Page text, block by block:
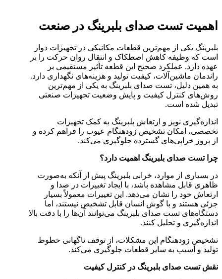
اهمیت تست صدای بلبرینگ در صنعت
بلبرینگ یکی از مهم‌ترین قطعات مکانیکی در تجهیزات دوار
است که وظیفه کاهش اصطکاک و انتقال روان حرکت را بر
عهده دارد. عملکرد صحیح این قطعه تأثیر مستقیمی بر
راندمان ماشین‌آلات، کیفیت تولید و هزینه‌های نگهداری دارد.
به همین دلیل، تست صدای بلبرینگ به یکی از مهم‌ترین
روش‌های کنترل کیفیت و پایش وضعیت تجهیزات صنعتی
تبدیل شده است.
اندازه‌گیری نویز و ارتعاش بلبرینگ به کمک تجهیزات
تخصصی، امکان تشخیص زودهنگام عیوب را فراهم کرده و
از بروز خرابی‌های گسترده جلوگیری می‌کند.
چرا تست صدای بلبرینگ اهمیت دارد؟
در بسیاری از موارد، خرابی بلبرینگ پیش از آنکه به‌صورت
ظاهری قابل مشاهده باشد، با ایجاد تغییرات در صدا و
ارتعاش خود را نشان می‌دهد. این تغییرات معمولاً بسیار
جزئی هستند و با گوش انسان قابل تشخیص نیستند، اما
دستگاه‌های تست صدای بلبرینگ می‌توانند آن‌ها را با دقت بالا
اندازه‌گیری و تحلیل کنند.
تشخیص زودهنگام این مشکلات، از توقف ناگهانی خطوط
تولید و آسیب به سایر قطعات جلوگیری می‌کند.
نقش تست صدای بلبرینگ در کنترل کیفیت